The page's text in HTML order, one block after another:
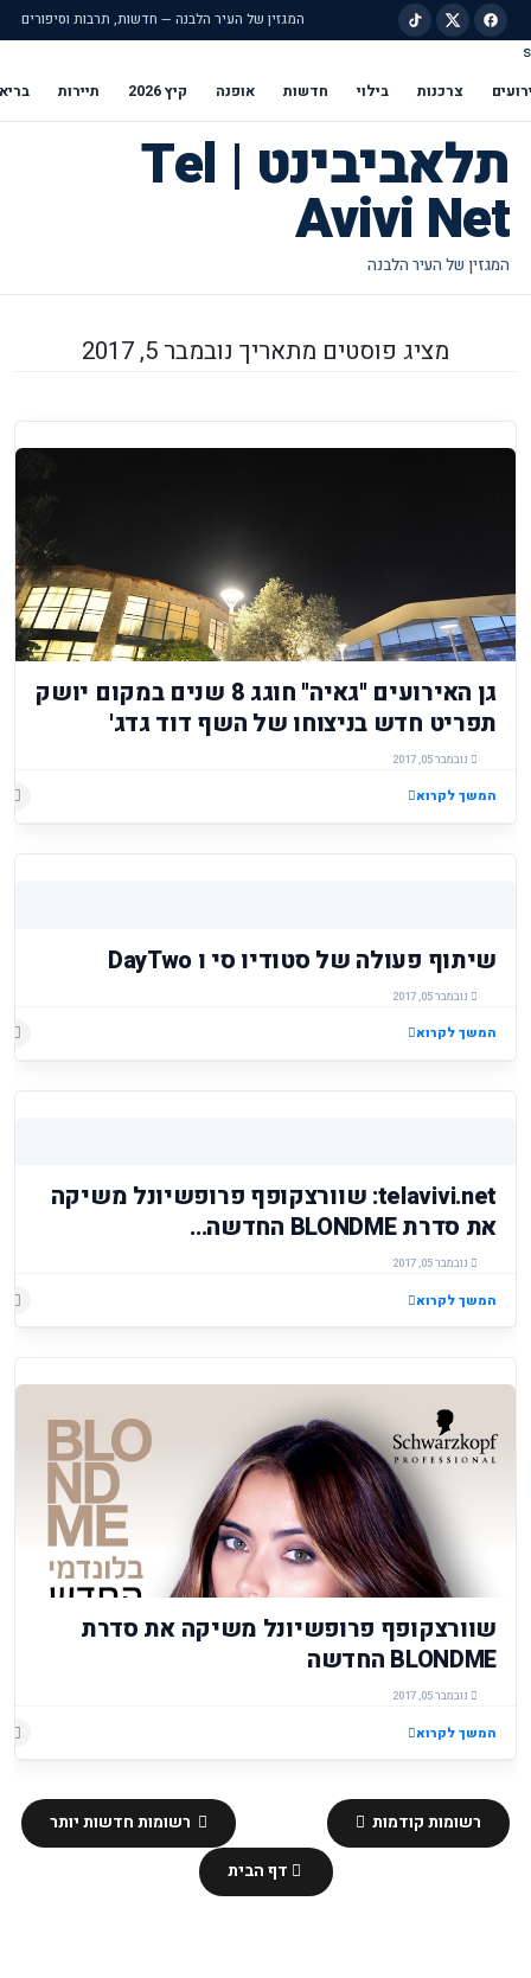
המגזין של העיר הלבנה — חדשות, תרבות וסיפורים
s
צרכנות בילוי חדשות אופנה קיץ 2026 תיירות
תלאביבינט | Tel
Avivi Net
מציג פוסטים מתאריך נובמבר 5, 2017
גן האירועים "גאיה" חוגג 8 שנים במקום יושק
תפריט חדש בניצוחו של השף דוד גדג'
נובמבר 05, 2017
המשך לקרוא
שיתוף פעולה של סטודיו סי ו DayTwo
נובמבר 05, 2017
המשך לקרוא
telavivi.net: שוורצקופף פרופשיונל משיקה
את סדרת BLONDME החדשה...
נובמבר 05, 2017
המשך לקרוא
שוורצקופף פרופשיונל משיקה את סדרת
BLONDME החדשה
נובמבר 05, 2017
המשך לקרוא
רשומות חדשות יותר רשומות קודמות
דף הבית